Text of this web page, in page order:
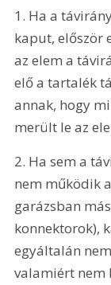
1. Ha a
kaput, először
az elem a
elő a tartalék
annak, hogy
merült le az
2. Ha sem a
nem működik
garázsban
konnektorok),
egyáltalán
valamiért nem